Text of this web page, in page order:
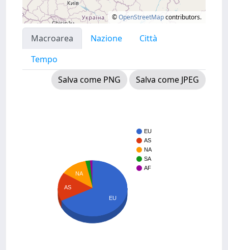
©OpenStreetMapcontributors.
Macroarea Nazione
Città
Tempo
Salva come PNG
Salva come JPEG
EU
AS
NA
SA
AF
NA
AS
EU